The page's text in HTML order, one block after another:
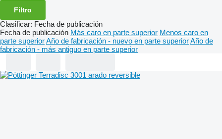
Filtro
Clasificar: Fecha de publicación
Fecha de publicación Más caro en parte superior Menos caro en
parte superiorAño de fabricación - nuevo en parte superiorAño de
fabricación - más antiguo en parte superior